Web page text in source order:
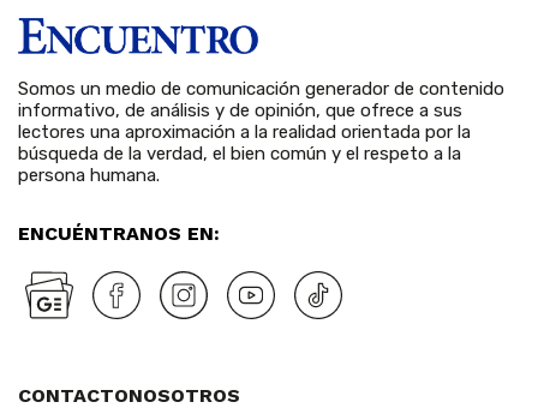
Somos un medio de comunicación generador de contenido
informativo, de análisis y de opinión, que ofrece a sus
lectores una aproximación a la realidad orientada por la
búsqueda de la verdad, el bien común y el respeto a la
persona humana.
ENCUÉNTRANOS EN:
CONTACTONOSOTROS